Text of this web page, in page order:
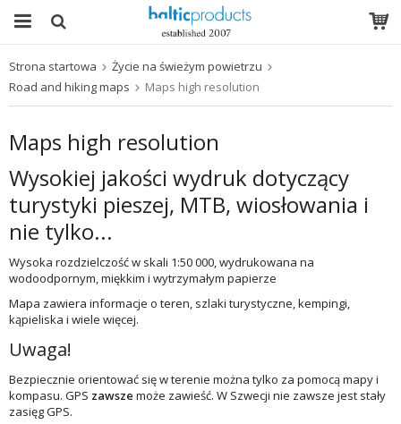
Produkt został włożony do Twojego koszyka
Strona startowa
Życie na świeżym powietrzu
Road and hiking maps
Maps high resolution
Maps high resolution
Wysokiej jakości wydruk dotyczący
turystyki pieszej, MTB, wiosłowania i
nie tylko...
Wysoka rozdzielczość w skali 1:50 000, wydrukowana na
wodoodpornym, miękkim i wytrzymałym papierze
Mapa zawiera informacje o teren, szlaki turystyczne, kempingi,
kąpieliska i wiele więcej.
Uwaga!
Bezpiecznie orientować się w terenie można tylko za pomocą mapy i
kompasu. GPS zawsze może zawieść. W Szwecji nie zawsze jest stały
zasięg GPS.